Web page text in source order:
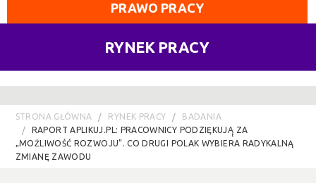
PRAWO PRACY
RYNEK PRACY
STRONA GŁÓWNA RYNEK PRACY
BADANIA
RAPORT APLIKUJ.PL: PRACOWNICY PODZIĘKUJĄ̨ ZA
„MOŻLIWOŚĆ ROZWOJU”. CO DRUGI POLAK WYBIERA RADYKALNĄ
ZMIANĘ ZAWODU